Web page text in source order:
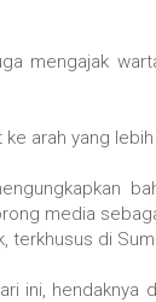
mengajak
arah yang
media
terkhusus di
ini,